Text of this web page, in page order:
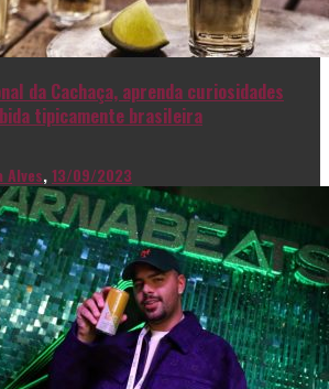
da Cachaça, aprenda curiosidades
tipicamente brasileira
Alves,13/09/2023